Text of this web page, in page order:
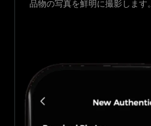
品物の写真を鮮明に撮影します。